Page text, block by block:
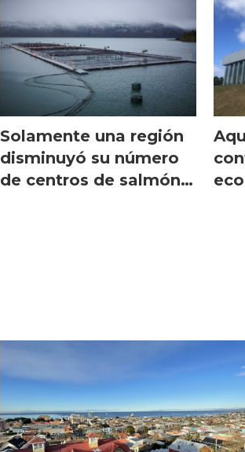
Solamente una región
disminuyó su número
de centros de salmón